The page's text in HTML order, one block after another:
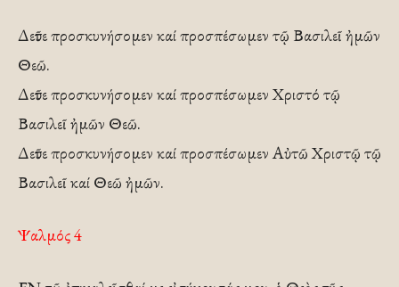
Δεῦτε προσκυνήσομεν καί προσπέσωμεν τῷ Βασιλεῖ ἠμῶν
Θεῶ.
Δεῦτε προσκυνήσομεν καί προσπέσωμεν Χριστό τῷ
Βασιλεῖ ἠμῶν Θεῶ.
Δεῦτε προσκυνήσομεν καί προσπέσωμεν Αὐτῶ Χριστῷ τῷ
Βασιλεῖ καί Θεῶ ἠμῶν.
Ψαλμός 4